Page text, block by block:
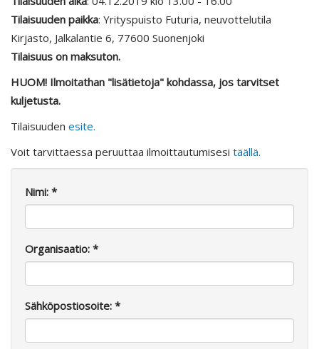
Tilaisuuden paikka: Yrityspuisto Futuria, neuvottelutila
Kirjasto, Jalkalantie 6, 77600 Suonenjoki
Tilaisuus on maksuton.
HUOM! Ilmoitathan "lisätietoja" kohdassa, jos tarvitset
kuljetusta.
Tilaisuuden esite.
Voit tarvittaessa peruuttaa ilmoittautumisesi täällä.
Nimi: *
Organisaatio: *
Sähköpostiosoite: *